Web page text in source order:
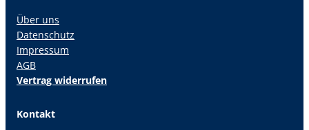
Über uns
Datenschutz
Impressum
AGB
Vertrag widerrufen
Kontakt